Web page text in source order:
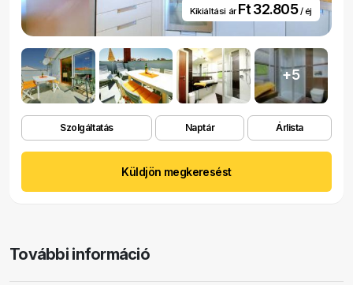
Kikiáltási ár Ft 32.805/ éj
+5
Szolgáltatás Naptár Árlista
Küldjön megkeresést
További információ